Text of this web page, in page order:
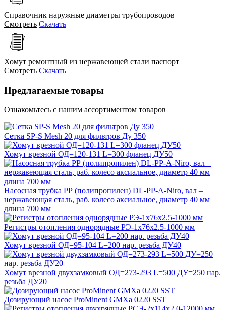
Справочник наружные диаметры трубопроводов
Смотреть Скачать
Хомут ремонтный из нержавеющей стали паспорт
Смотреть Скачать
Предлагаемые товары
Ознакомьтесь с нашим ассортиментом товаров
Сетка SP-S Mesh 20 для фильтров Ду 350
Хомут врезной ОД=120-131 L=300 фланец ДУ50
Насосная трубка РР (полипропилен) DL-PP-A-Niro, вал –
нержавеющая сталь, раб. колесо аксиальное, диаметр 40 мм
длина 700 мм
Регистры отопления однорядные РЭ-1x76x2.5-1000 мм
Хомут врезной ОД=95-104 L=200 нар. резьба ДУ40
Хомут врезной двухзамковый ОД=273-293 L=500 ДУ=250 нар.
резьба ДУ20
Дозирующий насос ProMinent GMXa 0220 SST